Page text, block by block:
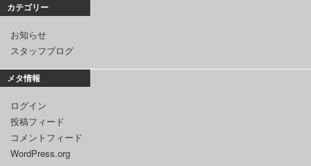
カテゴリー
お知らせ
スタッフブログ
メタ情報
ログイン
投稿フィード
コメントフィード
WordPress.org